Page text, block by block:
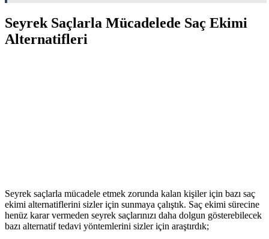
Seyrek Saçlarla Mücadelede Saç Ekimi
Alternatifleri
Seyrek saçlarla mücadele etmek zorunda kalan kişiler için bazı saç
ekimi alternatiflerini sizler için sunmaya çalıştık. Saç ekimi sürecine
henüz karar vermeden seyrek saçlarınızı daha dolgun gösterebilecek
bazı alternatif tedavi yöntemlerini sizler için araştırdık;